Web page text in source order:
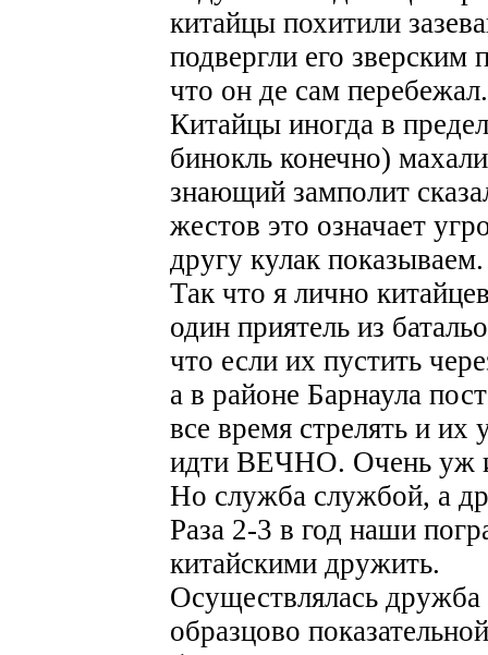
китайцы похитили
подвергли его зверским
что он де сам перебежал.
Китайцы иногда в
бинокль конечно)
знающий замполит
жестов это означает
другу кулак показываем.
Так что я лично
один приятель из
что если их пустить
а в районе Барнаула
все время стрелять и их
идти ВЕЧНО. Очень уж
Но служба службой, а
Раза 2-3 в год наши
китайскими дружить.
Осуществлялась
образцово